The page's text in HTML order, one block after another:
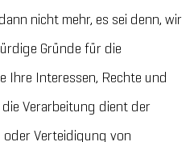
nicht mehr, es sei denn, wir
Gründe für die
Ihre Interessen, Rechte und
Verarbeitung dient der
oder Verteidigung von